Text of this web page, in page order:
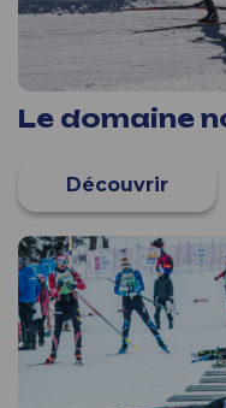
Le domaine